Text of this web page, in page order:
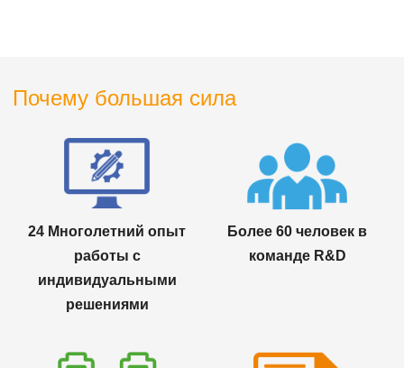
Почему большая сила
24 Многолетний опыт
работы с
индивидуальными
решениями
Более 60 человек в
команде R&D